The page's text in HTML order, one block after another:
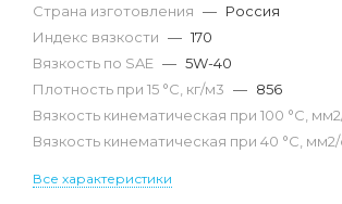
Страна изготовления — Россия
Индекс вязкости — 170
Вязкость по SAE — 5W-40
Плотность при 15 °С, кг/м3 — 856
Вязкость кинематическая при 100 °С,
Вязкость кинематическая при 40 °С, мм2/
Все характеристики